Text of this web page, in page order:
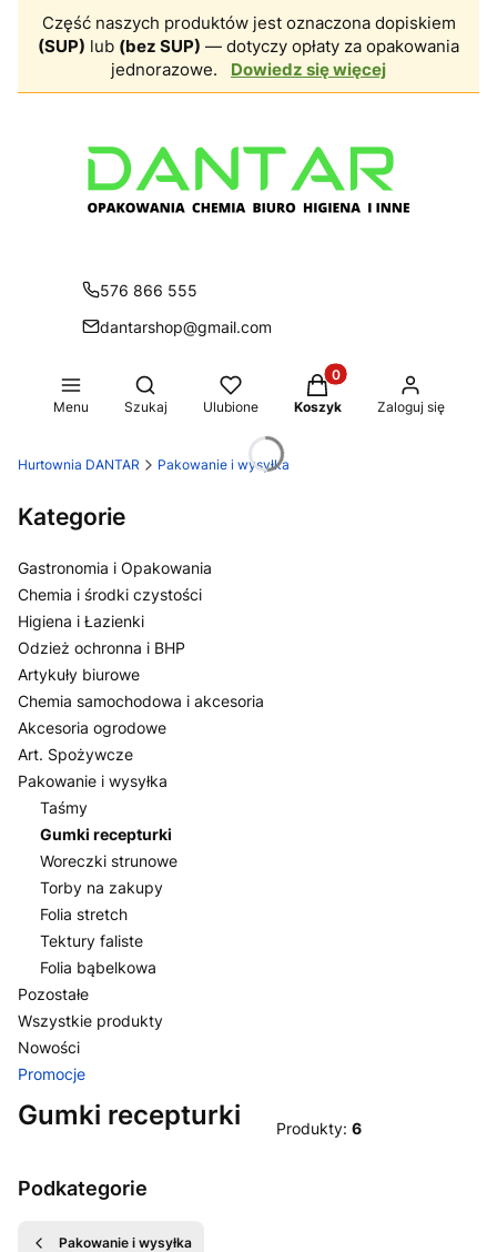
Część naszych produktów jest oznaczona dopiskiem
(SUP) lub (bez SUP) — dotyczy opłaty za opakowania
jednorazowe.
Dowiedz się więcej
576 866 555
dantarshop@gmail.com
Menu
Otwórz wyszukiwarkę
Szukaj Ulubione
Produkty w koszyku:
Koszyk Zaloguj się
Hurtownia DANTAR Pakowanie i wysyłka
Kategorie
Gastronomia i Opakowania
Chemia i środki czystości
Higiena i Łazienki
Odzież ochronna i BHP
Artykuły biurowe
Chemia samochodowa i akcesoria
Akcesoria ogrodowe
Art. Spożywcze
Pakowanie i wysyłka
Taśmy
Gumki recepturki
Woreczki strunowe
Torby na zakupy
Folia stretch
Tektury faliste
Folia bąbelkowa
Pozostałe
Wszystkie produkty
Nowości
Promocje
Koniec menu
Gumki recepturki Produkty: 6
Podkategorie
Pakowanie i wysyłka